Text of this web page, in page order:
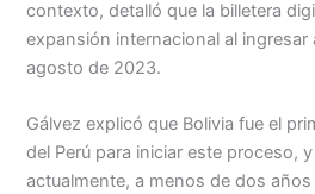
contexto, detalló que la billetera
expansión internacional al ingresar
agosto de 2023.
Gálvez explicó que Bolivia fue el
del Perú para iniciar este proceso,
actualmente, a menos de dos